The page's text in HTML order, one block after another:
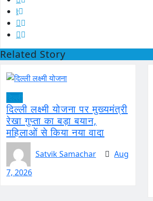
Related Story
दिल्ली लक्ष्मी योजना पर मुख्यमंत्री
रेखा गुप्ता का बड़ा बयान,
महिलाओं से किया नया वादा
Satvik Samachar
Aug
7, 2026